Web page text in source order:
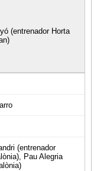
(entrenador Horta
(entrenador
Pau Alegria